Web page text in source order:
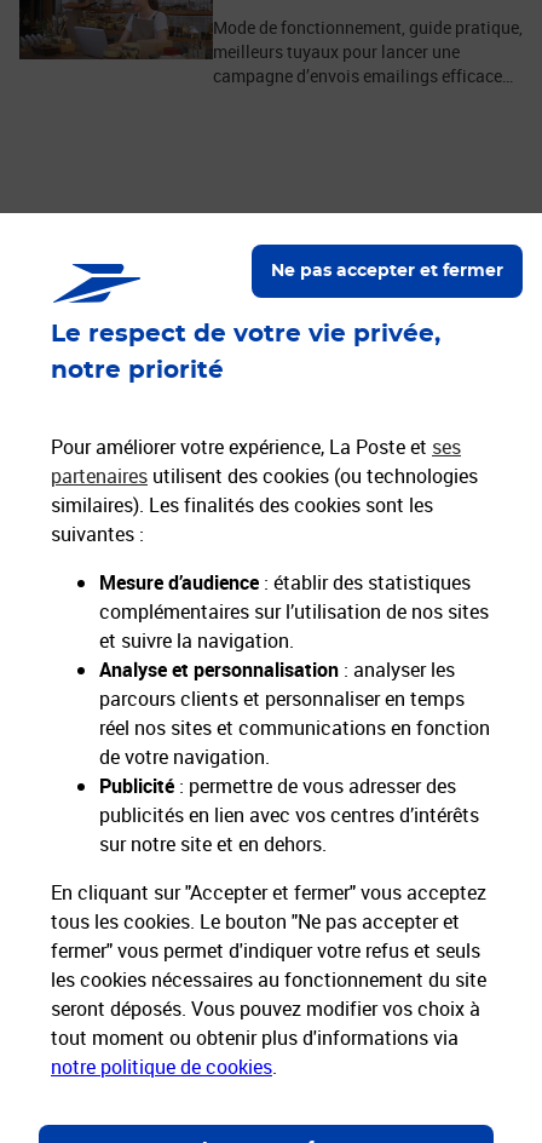
Le respect de votre vie privée,
notre priorité
Pour améliorer votre expérience, La Poste et ses
partenaires utilisent des cookies (ou technologies
similaires). Les finalités des cookies sont les
suivantes :
Mesure d’audience : établir des statistiques
complémentaires sur l’utilisation de nos sites
et suivre la navigation.
Analyse et personnalisation : analyser les
parcours clients et personnaliser en temps
réel nos sites et communications en fonction
de votre navigation.
Publicité : permettre de vous adresser des
publicités en lien avec vos centres d’intérêts
sur notre site et en dehors.
En cliquant sur "Accepter et fermer" vous acceptez
tous les cookies. Le bouton "Ne pas accepter et
fermer" vous permet d'indiquer votre refus et seuls
les cookies nécessaires au fonctionnement du site
seront déposés. Vous pouvez modifier vos choix à
tout moment ou obtenir plus d'informations via
notre politique de cookies.
Ne pas accepter et fermer
Mode de fonctionnement, guide pratique,
meilleurs tuyaux pour lancer une
campagne d’envois emailings efficace…
Nos engagements
Proche de vous
Localiser un bureau de poste
Paiements 100% sécurisés
Livraison gratuite
Hors livres et hors produits marketplace
Applications La Poste
Restons connectés
Services Pros
Envois Courrier
Expéditions de Colis
Informations & Assistance